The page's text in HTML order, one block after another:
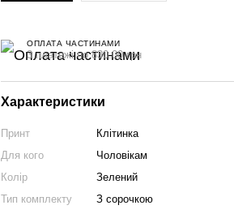
ОПЛАТА ЧАСТИНАМИ
3 платежі по 830.00 грн
Характеристики
Принт
Клітинка
Для кого
Чоловікам
Колір
Зелений
Тип комплекту
З сорочкою